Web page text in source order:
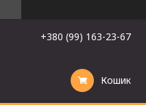
+380 (99) 163-23-67
Кошик